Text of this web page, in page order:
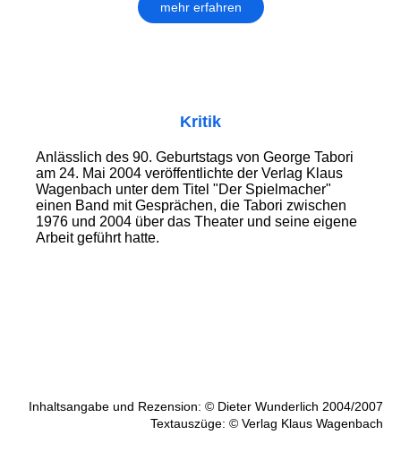
mehr erfahren
Kritik
Anlässlich des 90. Geburtstags von George Tabori
am 24. Mai 2004 veröffentlichte der Verlag Klaus
Wagenbach unter dem Titel "Der Spielmacher"
einen Band mit Gesprächen, die Tabori zwischen
1976 und 2004 über das Theater und seine eigene
Arbeit geführt hatte.
Inhaltsangabe und Rezension: © Dieter Wunderlich 2004/2007
Textauszüge: © Verlag Klaus Wagenbach